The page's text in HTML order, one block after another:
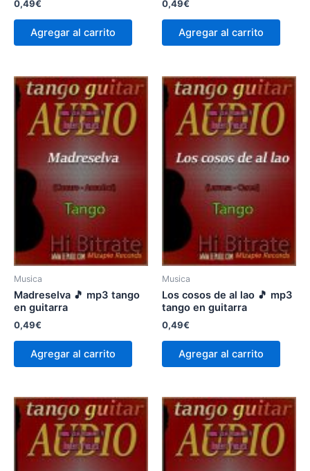
0,49€
Agregar al carrito
0,49€
Agregar al carrito
Musica
Madreselva 🎵 mp3 tango
en guitarra
0,49€
Agregar al carrito
Musica
Los cosos de al lao 🎵 mp3
tango en guitarra
0,49€
Agregar al carrito